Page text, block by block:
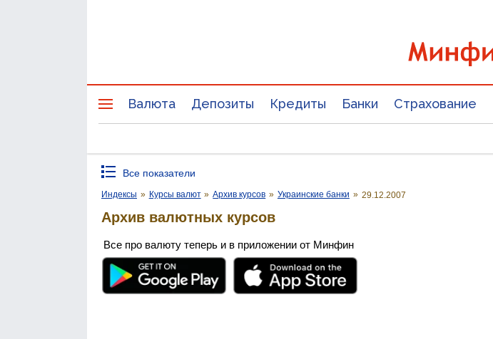
Валюта Депозиты Кредиты Банки Страхование
Все показатели
Индексы » Курсы валют » Архив курсов » Украинские банки » 29.12.2007
Архив валютных курсов
Все про валюту теперь и в приложении от Минфин